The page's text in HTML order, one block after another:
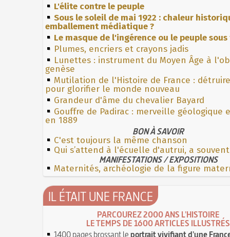
L'élite contre le peuple
Sous le soleil de mai 1922 : chaleur
emballement médiatique ?
Le masque de l'ingérence ou le peuple
Plumes, encriers et crayons jadis
Lunettes : instrument du Moyen Âge à
genèse
Mutilation de l'Histoire de France :
pour glorifier le monde nouveau
Grandeur d'âme du chevalier Bayard
Gouffre de Padirac : merveille géologique
en 1889
BON À SAVOIR
C'est toujours la même chanson
Qui s’attend à l'écuelle d'autrui, a
MANIFESTATIONS / EXPOSITIONS
Maternités, archéologie de la figure
IL ÉTAIT UNE FRANCE
PARCOUREZ 2000 ANS L'HISTOIRE
LE TEMPS DE 1600 ARTICLES ILLUSTRÉS
1400 pages brossant leportrait vivifiant d'une